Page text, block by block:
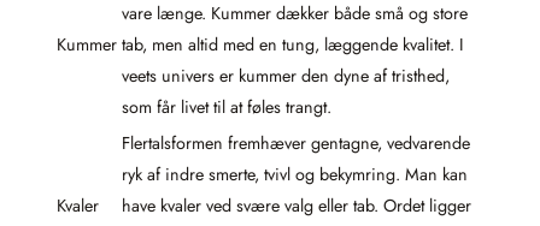
Kummer
vare længe. Kummer dækker både små og store
tab, men altid med en tung, læggende kvalitet. I
veets univers er kummer den dyne af tristhed,
som får livet til at føles trangt.
Kvaler
Flertalsformen fremhæver gentagne, vedvarende
ryk af indre smerte, tvivl og bekymring. Man kan
have kvaler ved svære valg eller tab. Ordet ligger